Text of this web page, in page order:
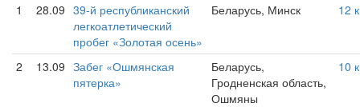
1
28.09 39-й республиканский
легкоатлетический
пробег «Золотая осень»
Беларусь, Минск 12
2 13.09 Забег «Ошмянская
пятерка»
Беларусь,
Гродненская область,
Ошмяны
10